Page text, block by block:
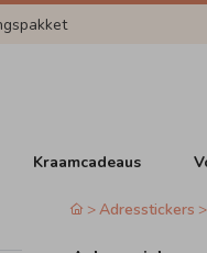
Kraamcadeaus
Adresstickers